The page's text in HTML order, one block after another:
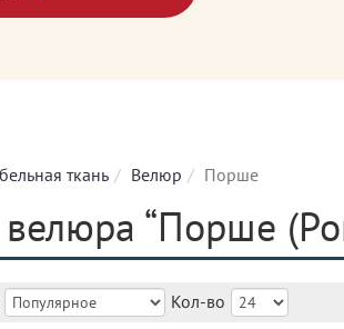
ткань Велюр Порше
велюра “Порше
Кол-во